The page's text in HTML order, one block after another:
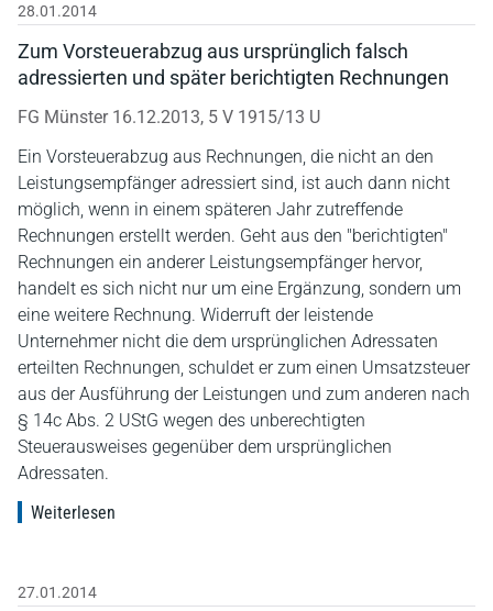
28.01.2014
Zum Vorsteuerabzug aus ursprünglich falsch
adressierten und später berichtigten Rechnungen
FG Münster 16.12.2013, 5 V 1915/13 U
Ein Vorsteuerabzug aus Rechnungen, die nicht an den
Leistungsempfänger adressiert sind, ist auch dann nicht
möglich, wenn in einem späteren Jahr zutreffende
Rechnungen erstellt werden. Geht aus den "berichtigten"
Rechnungen ein anderer Leistungsempfänger hervor,
handelt es sich nicht nur um eine Ergänzung, sondern um
eine weitere Rechnung. Widerruft der leistende
Unternehmer nicht die dem ursprünglichen Adressaten
erteilten Rechnungen, schuldet er zum einen Umsatzsteuer
aus der Ausführung der Leistungen und zum anderen nach
§ 14c Abs. 2 UStG wegen des unberechtigten
Steuerausweises gegenüber dem ursprünglichen
Adressaten.
Weiterlesen
27.01.2014